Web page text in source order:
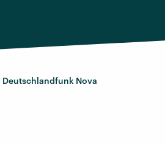
Deutschlandfunk Nova